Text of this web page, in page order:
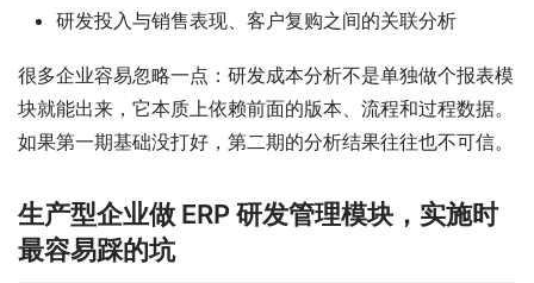
研发投入与销售表现、客户复购之间的关联分析
很多企业容易忽略一点：研发成本分析不是单独做个报表模
块就能出来，它本质上依赖前面的版本、流程和过程数据。
如果第一期基础没打好，第二期的分析结果往往也不可信。
生产型企业做 ERP 研发管理模块，实施时
最容易踩的坑